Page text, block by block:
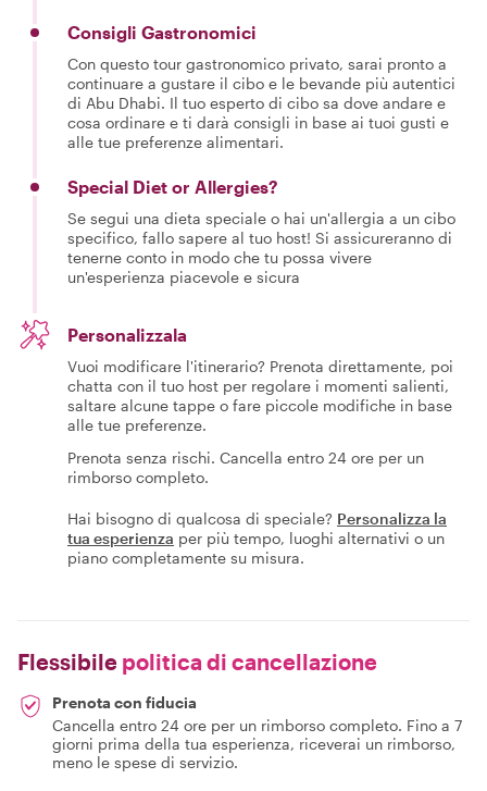
Consigli Gastronomici
Con questo tour gastronomico privato, sarai pronto a
continuare a gustare il cibo e le bevande più autentici
di Abu Dhabi. Il tuo esperto di cibo sa dove andare e
cosa ordinare e ti darà consigli in base ai tuoi gusti e
alle tue preferenze alimentari.
Special Diet or Allergies?
Se segui una dieta speciale o hai un'allergia a un cibo
specifico, fallo sapere al tuo host! Si assicureranno di
tenerne conto in modo che tu possa vivere
un'esperienza piacevole e sicura
Personalizzala
Vuoi modificare l'itinerario? Prenota direttamente, poi
chatta con il tuo host per regolare i momenti salienti,
saltare alcune tappe o fare piccole modifiche in base
alle tue preferenze.
Prenota senza rischi. Cancella entro 24 ore per un
rimborso completo.
Hai bisogno di qualcosa di speciale? Personalizza la
tua esperienza per più tempo, luoghi alternativi o un
piano completamente su misura.
Flessibile politica di cancellazione
Prenota con fiducia
Cancella entro 24 ore per un rimborso completo. Fino a 7
giorni prima della tua esperienza, riceverai un rimborso,
meno le spese di servizio.